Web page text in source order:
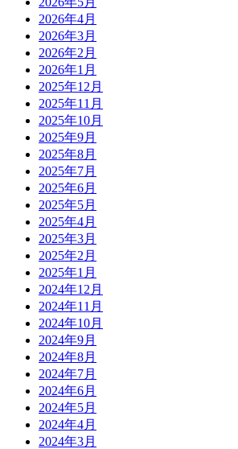
2026年4月
2026年3月
2026年2月
2026年1月
2025年12月
2025年11月
2025年10月
2025年9月
2025年8月
2025年7月
2025年6月
2025年5月
2025年4月
2025年3月
2025年2月
2025年1月
2024年12月
2024年11月
2024年10月
2024年9月
2024年8月
2024年7月
2024年6月
2024年5月
2024年4月
2024年3月